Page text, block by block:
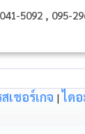
5092 , 095-
เชอร์เกจ | ได